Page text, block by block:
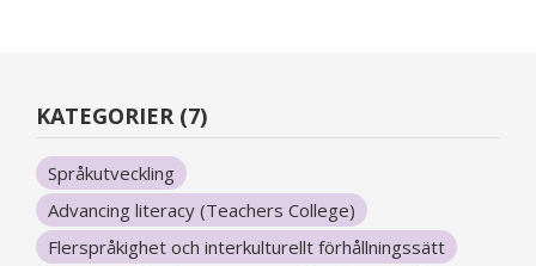
KATEGORIER (7)
Språkutveckling
Advancing literacy (Teachers College)
Flerspråkighet och interkulturellt förhållningssätt